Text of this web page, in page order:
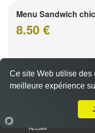
Menu Sandwich
8.50 €
Pain ou galette,
oignons + frites + 1
Accueil
Ce site Web utilise des
meilleure expérience